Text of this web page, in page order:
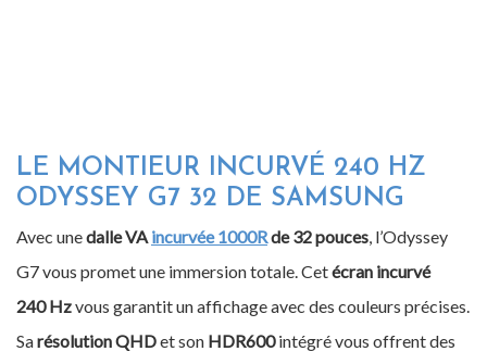
LE MONTIEUR INCURVÉ 240 HZ
ODYSSEY G7 32 DE SAMSUNG
Avec unedalle VA incurvée 1000Rde 32 pouces, l’Odyssey
G7 vous promet une immersion totale. Cetécran incurvé
240 Hzvous garantit un affichage avec des couleurs précises.
Sarésolution QHDet son HDR600intégré vous offrent des